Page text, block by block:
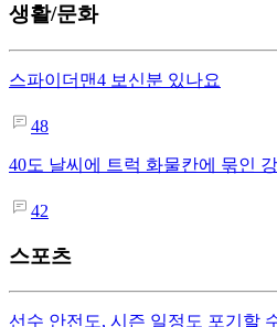
생활/문화
스파이더맨4 보신분 있나요
48
40도 날씨에 트럭 화물칸에 묶인
42
스포츠
선수 안전도, 시즌 일정도 포기할